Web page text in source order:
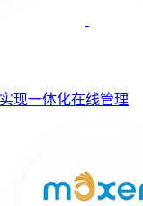
现一体化在线管理